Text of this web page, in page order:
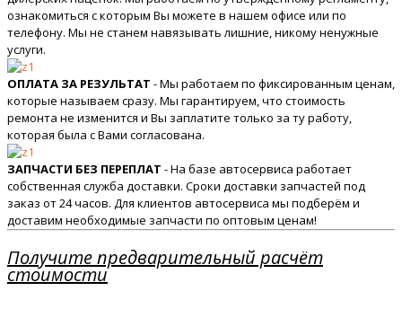
ознакомиться с которым Вы можете в нашем офисе или по
телефону. Мы не станем навязывать лишние, никому ненужные
услуги.
ОПЛАТА ЗА РЕЗУЛЬТАТ - Мы работаем по фиксированным ценам,
которые называем сразу. Мы гарантируем, что стоимость
ремонта не изменится и Вы заплатите только за ту работу,
которая была с Вами согласована.
ЗАПЧАСТИ БЕЗ ПЕРЕПЛАТ - На базе автосервиса работает
собственная служба доставки. Сроки доставки запчастей под
заказ от 24 часов. Для клиентов автосервиса мы подберём и
доставим необходимые запчасти по оптовым ценам!
Получите предварительный расчёт
стоимости